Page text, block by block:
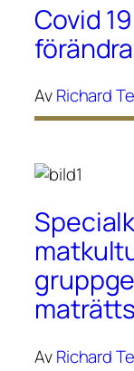
Covid
AvRichard
AvRichard